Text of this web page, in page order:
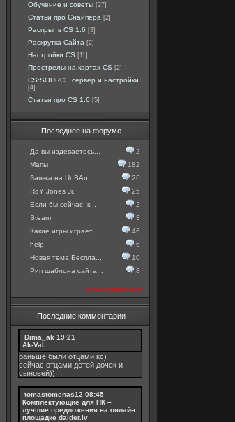
Обучение и советы [27]
Статьи про Снайпера [2]
Распрыг в CS 1.6 [3]
Раскрутка Сайта [2]
Настройки CS [11]
Прострелы на картах CS [2]
CS:SOURCE сервер и настройки
[4]
Статьи про CS 1.6 [5]
Последнее на форуме
Да вы издеваетесь...
2
Мапы
182
Заявка на UnBAn
26
RoY Jones Jr.
25
Если бы сейчас, к...
2
Steam
3
Какие игры играет...
46
help
6
Новая тема.Беспла...
10
Рип шаблона сайта...
8
посмотреть все
Последние комментарии
Dima_ak 19:21
Ak-VaL
раньше были отцами кс)
сейчас отцами детей дочек и
сыновей))
tomastomenas12 08:45
Комплектующие для ПК –
лучшие предложения на онлайн
площадке dalder.lv